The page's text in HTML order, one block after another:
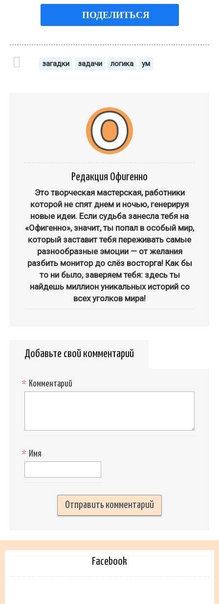
ПОДЕЛИТЬСЯ
загадки задачи логика ум
Редакция Офигенно
Это творческая мастерская, работники
которой не спят днем и ночью, генерируя
новые идеи. Если судьба занесла тебя на
«Офигенно», значит, ты попал в особый мир,
который заставит тебя переживать самые
разнообразные эмоции — от желания
разбить монитор до слёз восторга! Как бы
то ни было, заверяем тебя: здесь ты
найдешь миллион уникальных историй со
всех уголков мира!
Добавьте свой комментарий
Комментарий
*
Имя
*
Facebook